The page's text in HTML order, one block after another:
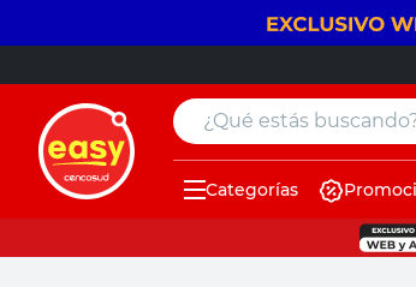
¿Qué estás buscando?
Categorías
muebles